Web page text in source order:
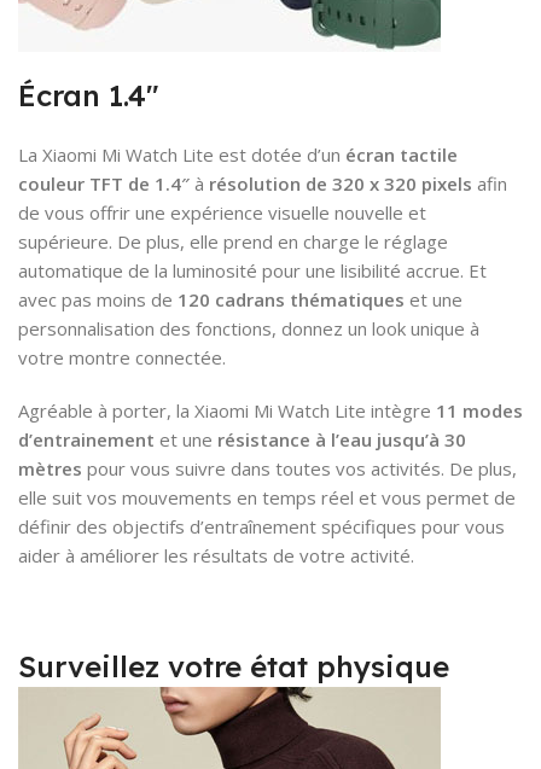
Écran 1.4″
La Xiaomi Mi Watch Lite est dotée d’un écran tactile
couleur TFT de 1.4″ à résolution de 320 x 320 pixels afin
de vous offrir une expérience visuelle nouvelle et
supérieure. De plus, elle prend en charge le réglage
automatique de la luminosité pour une lisibilité accrue. Et
avec pas moins de 120 cadrans thématiques et une
personnalisation des fonctions, donnez un look unique à
votre montre connectée.
Agréable à porter, la Xiaomi Mi Watch Lite intègre 11 modes
d’entrainement et une résistance à l’eau jusqu’à 30
mètres pour vous suivre dans toutes vos activités. De plus,
elle suit vos mouvements en temps réel et vous permet de
définir des objectifs d’entraînement spécifiques pour vous
aider à améliorer les résultats de votre activité.
Surveillez votre état physique